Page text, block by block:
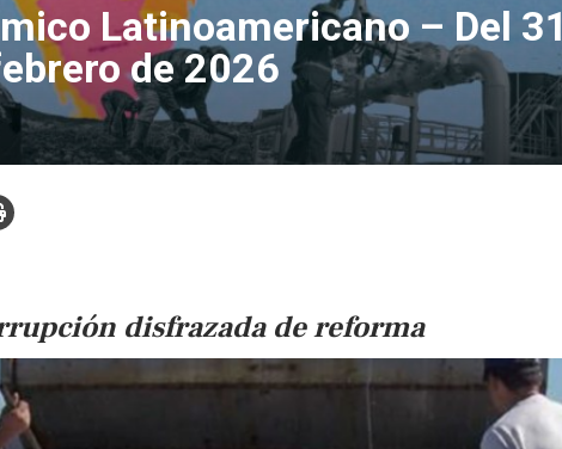
Latinoamericano – Del 31
de 2026
disfrazada de reforma